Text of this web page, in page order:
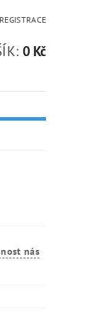
REGISTRACE
0 Kč
nás